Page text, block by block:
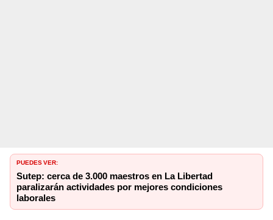
PUEDES VER:
Sutep: cerca de 3.000 maestros en La Libertad
paralizarán actividades por mejores condiciones
laborales